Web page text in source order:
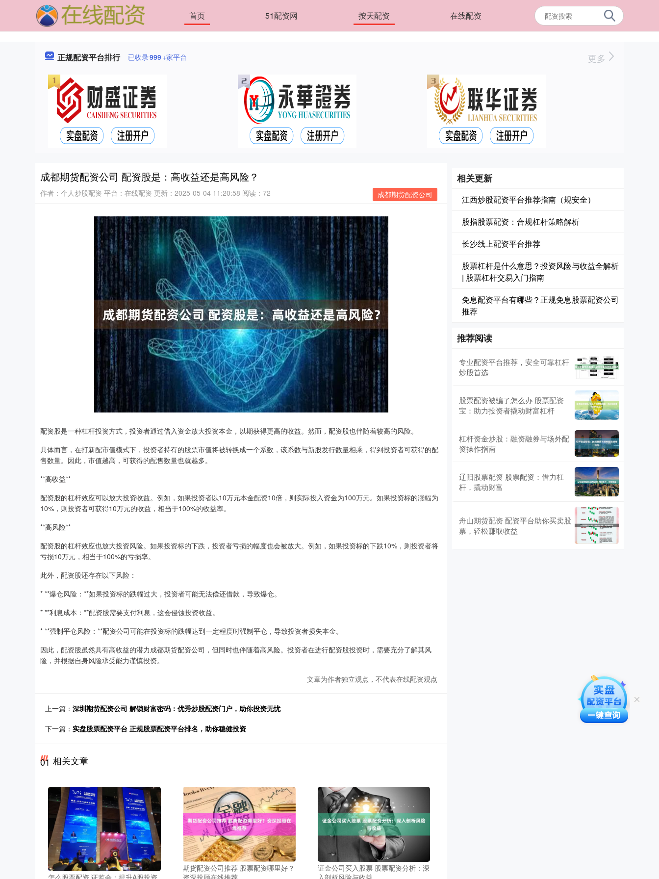
首页 51配资网 按天配资 在线配资
正规配资平台排行 已收录999+家平台 更多
成都期货配资公司 配资股是：高收益还是高风险？
成都期货配资公司
作者：个人炒股配资 平台：在线配资 更新：2025-05-04 11:20:58 阅读：72
配资股是一种杠杆投资方式，投资者通过借入资金放大投资本金，以期获得更高的收益。然而，配资股也伴随着较高的风险。
具体而言，在打新配市值模式下，投资者持有的股票市值将被转换成一个系数，该系数与新股发行数量相乘，得到投资者可获得的配
售数量。因此，市值越高，可获得的配售数量也就越多。
**高收益**
配资股的杠杆效应可以放大投资收益。例如，如果投资者以10万元本金配资10倍，则实际投入资金为100万元。如果投资标的涨幅为
10%，则投资者可获得10万元的收益，相当于100%的收益率。
**高风险**
配资股的杠杆效应也放大投资风险。如果投资标的下跌，投资者亏损的幅度也会被放大。例如，如果投资标的下跌10%，则投资者将
亏损10万元，相当于100%的亏损率。
此外，配资股还存在以下风险：
* **爆仓风险：**如果投资标的跌幅过大，投资者可能无法偿还借款，导致爆仓。
* **利息成本：**配资股需要支付利息，这会侵蚀投资收益。
* **强制平仓风险：**配资公司可能在投资标的跌幅达到一定程度时强制平仓，导致投资者损失本金。
因此，配资股虽然具有高收益的潜力成都期货配资公司，但同时也伴随着高风险。投资者在进行配资股投资时，需要充分了解其风
险，并根据自身风险承受能力谨慎投资。
文章为作者独立观点，不代表在线配资观点
上一篇： 深圳期货配资公司 解锁财富密码：优秀炒股配资门户，助你投资无忧
下一篇： 实盘股票配资平台 正规股票配资平台排名，助你稳健投资
01 相关文章
期货配资公司推荐 股票配资哪里好？
证金公司买入股票 股票配资分析：深
相关更新
江西炒股配资平台推荐指南（规安全）
股指股票配资：合规杠杆策略解析
长沙线上配资平台推荐
股票杠杆是什么意思？投资风险与收益全解析
| 股票杠杆交易入门指南
免息配资平台有哪些？正规免息股票配资公司
推荐
推荐阅读
专业配资平台推荐，安全可靠杠杆
炒股首选
股票配资被骗了怎么办 股票配资
宝：助力投资者撬动财富杠杆
杠杆资金炒股：融资融券与场外配
资操作指南
辽阳股票配资 股票配资：借力杠
杆，撬动财富
舟山期货配资 配资平台助你买卖股
票，轻松赚取收益